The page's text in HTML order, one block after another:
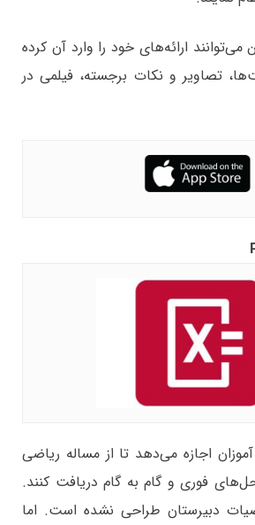
ارائه‌های خود را وارد آن کرده
تصاویر و نکات برجسته، فیلمی در
اجازه می‌دهد تا از مساله ریاضی
فوری و گام به گام دریافت کنند.
دبیرستان طراحی نشده است. اما